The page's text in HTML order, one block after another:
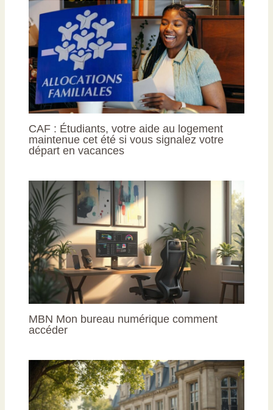
CAF : Étudiants, votre aide au logement
maintenue cet été si vous signalez votre
départ en vacances
MBN Mon bureau numérique comment
accéder